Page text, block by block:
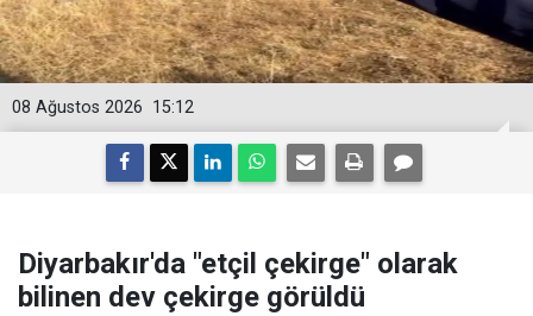
15:12
08 Ağustos 2026
Diyarbakır'da "etçil çekirge" olarak
bilinen dev çekirge görüldü